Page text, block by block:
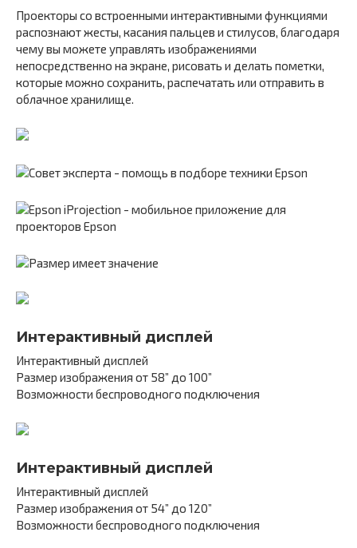
Проекторы со встроенными интерактивными функциями
распознают жесты, касания пальцев и стилусов, благодаря
чему вы можете управлять изображениями
непосредственно на экране, рисовать и делать пометки,
которые можно сохранить, распечатать или отправить в
облачное хранилище.
Интерактивный дисплей
Интерактивный дисплей
Размер изображения от 58” до 100”
Возможности беспроводного подключения
Интерактивный дисплей
Интерактивный дисплей
Размер изображения от 54” до 120”
Возможности беспроводного подключения